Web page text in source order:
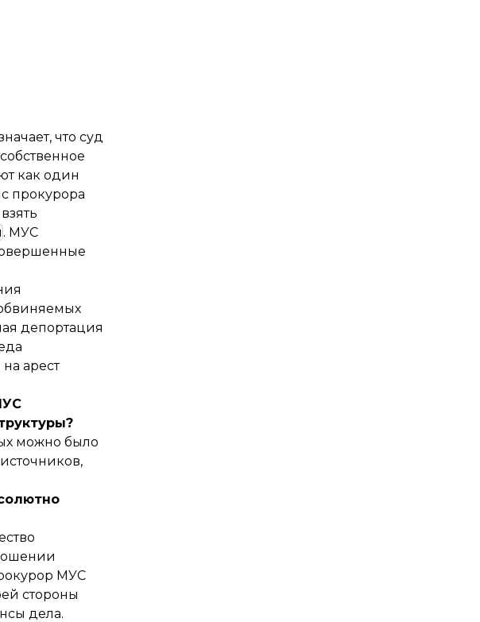
что суд
как один
прокурора
. МУС
депортация
арест
можно было
МУС
стороны
дела.